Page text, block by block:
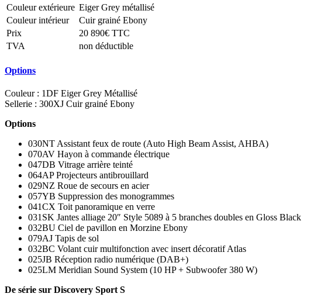
Couleur extérieure Eiger Grey métallisé
Couleur intérieur
Cuir grainé Ebony
Prix
20 890€ TTC
TVA
non déductible
Options
Couleur : 1DF Eiger Grey Métallisé
Sellerie : 300XJ Cuir grainé Ebony
Options
030NT Assistant feux de route (Auto High Beam Assist, AHBA)
070AV Hayon à commande électrique
047DB Vitrage arrière teinté
064AP Projecteurs antibrouillard
029NZ Roue de secours en acier
057YB Suppression des monogrammes
041CX Toit panoramique en verre
031SK Jantes alliage 20″ Style 5089 à 5 branches doubles en Gloss Black
032BU Ciel de pavillon en Morzine Ebony
079AJ Tapis de sol
032BC Volant cuir multifonction avec insert décoratif Atlas
025JB Réception radio numérique (DAB+)
025LM Meridian Sound System (10 HP + Subwoofer 380 W)
De série sur Discovery Sport S